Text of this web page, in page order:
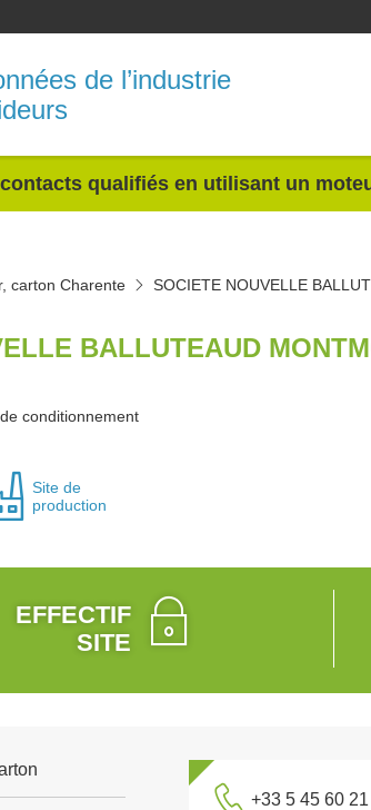
de l’industrie
qualifiés en utilisant un
carton Charente SOCIETE NOUVELLE
BALLUTEAUD
conditionnement
Site de
production
EFFECTIF
SITE
+33 5 45 60